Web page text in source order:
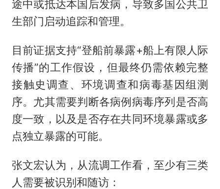
途中或抵达本国后发病，导致多国公共卫
生部门启动追踪和管理。
目前证据支持“登船前暴露+船上有限人际
传播”的工作假设，但最终仍需依赖完整
接触史调查、环境调查和病毒基因组测
序。尤其需要判断各病例病毒序列是否高
度一致，以及是否存在共同环境暴露或多
点独立暴露的可能。
张文宏认为，从流调工作看，至少有三类
人需要被识别和随访：